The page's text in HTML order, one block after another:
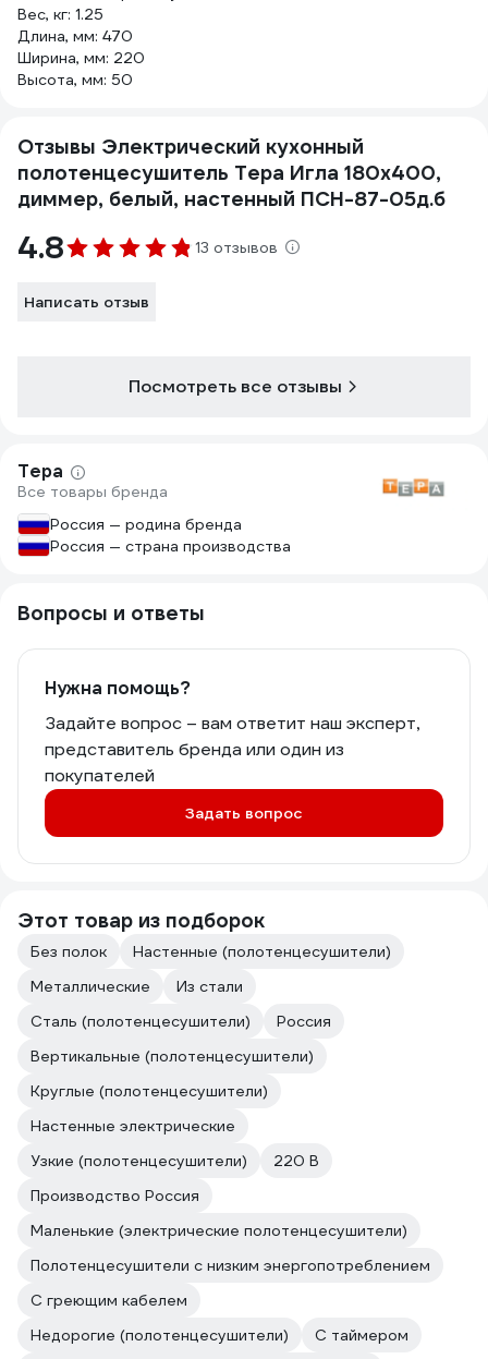
Вес, кг: 1.25
Длина, мм: 470
Ширина, мм: 220
Высота, мм: 50
Отзывы Электрический кухонный
полотенцесушитель Тера Игла 180x400,
диммер, белый, настенный ПСН-87-05д.б
4.8 13 отзывов
Написать отзыв
Посмотреть все отзывы
Тера
Все товары бренда
Россия — родина бренда
Россия — страна производства
Вопросы и ответы
Нужна помощь?
Задайте вопрос – вам ответит наш эксперт,
представитель бренда или один из
покупателей
Задать вопрос
Этот товар из подборок
Без полок
Настенные (полотенцесушители)
Металлические
Из стали
Сталь (полотенцесушители)
Россия
Вертикальные (полотенцесушители)
Круглые (полотенцесушители)
Настенные электрические
Узкие (полотенцесушители)
220 В
Производство Россия
Маленькие (электрические полотенцесушители)
Полотенцесушители с низким энергопотреблением
С греющим кабелем
Недорогие (полотенцесушители)
С таймером